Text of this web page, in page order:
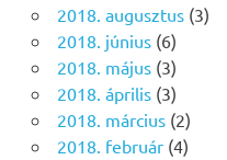
2018. augusztus(3)
2018. június(6)
2018. május(3)
2018. április(3)
2018. március(2)
2018. február(4)